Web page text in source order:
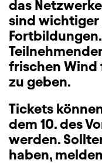
das
sind wichtiger
frischen Wind
zu geben.
Tickets
dem 10. des
werden.
haben,